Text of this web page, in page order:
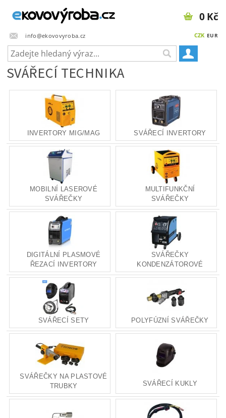
info@ekovovyroba.cz CZK EUR
0 Kč
SVÁŘECÍ TECHNIKA
INVERTORY MIG/MAG SVÁŘECÍ INVERTORY
MOBILNÍ LASEROVÉ
SVÁŘEČKY
MULTIFUNKČNÍ
SVÁŘEČKY
DIGITÁLNÍ PLASMOVÉ
ŘEZACÍ INVERTORY
SVÁŘEČKY
KONDENZÁTOROVÉ
SVÁŘECÍ SETY POLYFÚZNÍ SVÁŘEČKY
SVÁŘEČKY NA PLASTOVÉ
TRUBKY
SVÁŘECÍ KUKLY